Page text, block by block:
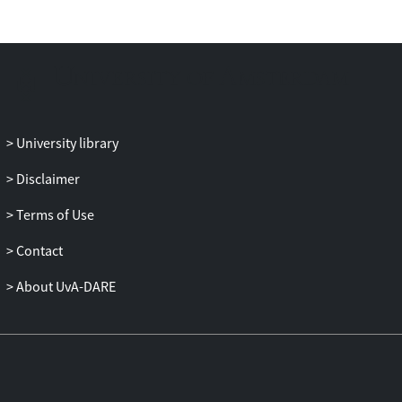
overgang van een onderneming. Art. 14a
University library
Disclaimer
Terms of Use
Contact
About UvA-DARE